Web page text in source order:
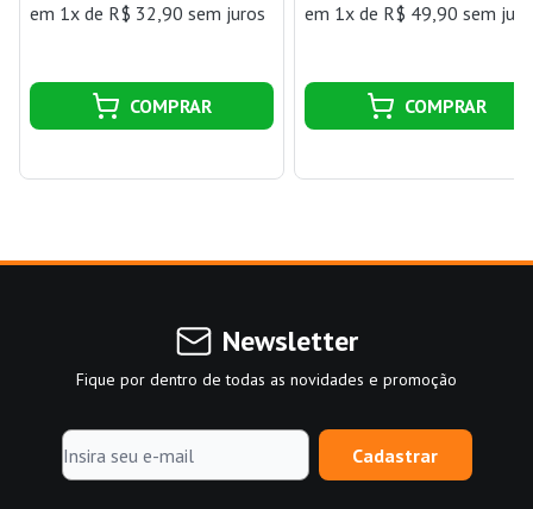
em 1x de R$ 32,90 sem juros
COMPRAR
em 1x de R$ 49,90 sem
COMPRAR
Newsletter
Fique por dentro de todas as novidades e promoção
Cadastrar